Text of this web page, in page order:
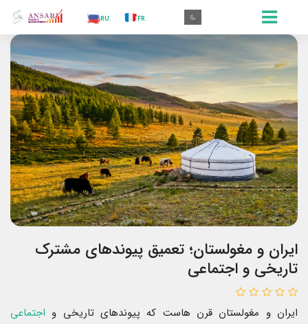
.RU
.ES
.IN
ایران و مغولستان؛ تعمیق پیوندهای مشترک
تاریخی و اجتماعی
ایران و مغولستان قرن هاست که پیوندهای تاریخی و اجتماعی